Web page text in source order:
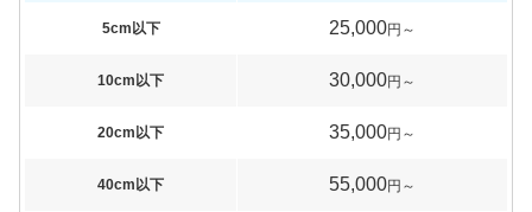
5cm以下 25,000円～
10cm以下 30,000円～
20cm以下 35,000円～
40cm以下 55,000円～